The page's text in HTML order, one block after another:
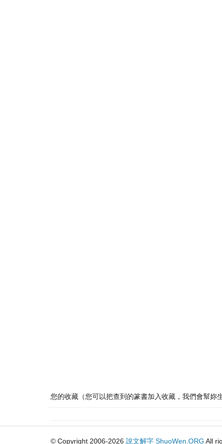
您的收藏（您可以把查到的篆書加入收藏，我們會幫妳
© Copyright 2006-2026 說文解字 ShuoWen.ORG All